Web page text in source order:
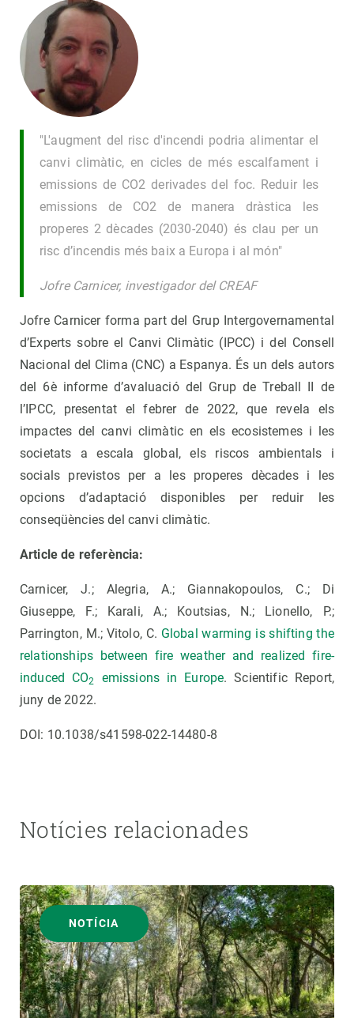
"L'augment del risc d'incendi podria alimentar el
canvi climàtic, en cicles de més escalfament i
emissions de CO2 derivades del foc. Reduir les
emissions de CO2 de manera dràstica les
properes 2 dècades (2030-2040) és clau per un
risc d’incendis més baix a Europa i al món"
Jofre Carnicer, investigador del CREAF
Jofre Carnicer forma part del Grup Intergovernamental
d’Experts sobre el Canvi Climàtic (IPCC) i del Consell
Nacional del Clima (CNC) a Espanya. És un dels autors
del 6è informe d’avaluació del Grup de Treball II de
l’IPCC, presentat el febrer de 2022, que revela els
impactes del canvi climàtic en els ecosistemes i les
societats a escala global, els riscos ambientals i
socials previstos per a les properes dècades i les
opcions d’adaptació disponibles per reduir les
conseqüències del canvi climàtic.
Article de referència:
Carnicer, J.; Alegria, A.; Giannakopoulos, C.; Di
Giuseppe, F.; Karali, A.; Koutsias, N.; Lionello, P.;
Parrington, M.; Vitolo, C. Global warming is shifting the
relationships between fire weather and realized fire-
induced CO2 emissions in Europe. Scientific Report,
juny de 2022.
DOI: 10.1038/s41598-022-14480-8
Notícies relacionades
NOTÍCIA